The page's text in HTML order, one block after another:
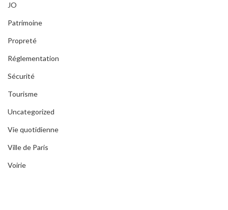
JO
Patrimoine
Propreté
Réglementation
Sécurité
Tourisme
Uncategorized
Vie quotidienne
Ville de Paris
Voirie